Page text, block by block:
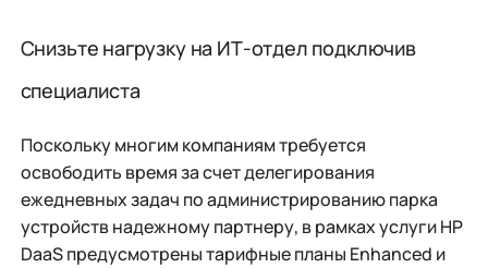
Снизьте нагрузку на ИТ-отдел подключив
специалиста
Поскольку многим компаниям требуется
освободить время за счет делегирования
ежедневных задач по администрированию парка
устройств надежному партнеру, в рамках услуги HP
DaaS предусмотрены тарифные планы Enhanced и